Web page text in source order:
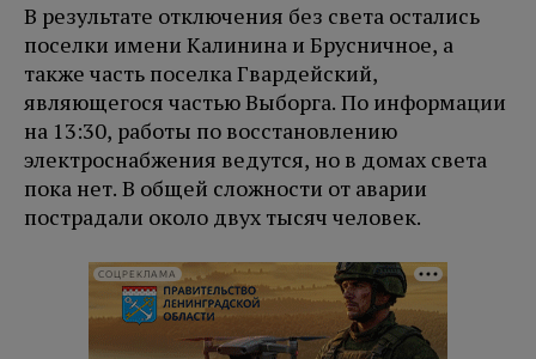
В результате отключения без света остались
поселки имени Калинина и Брусничное, а
также часть поселка Гвардейский,
являющегося частью Выборга. По информации
на 13:30, работы по восстановлению
электроснабжения ведутся, но в домах света
пока нет. В общей сложности от аварии
пострадали около двух тысяч человек.
СОЦРЕКЛАМА